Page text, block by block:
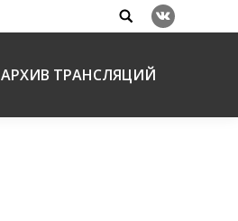
Search:
Вконтакте
АРХИВ ТРАНСЛЯЦИЙ